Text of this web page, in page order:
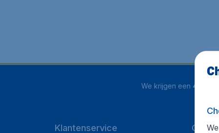
We krijgen een 4 uit 5
Klantenservice